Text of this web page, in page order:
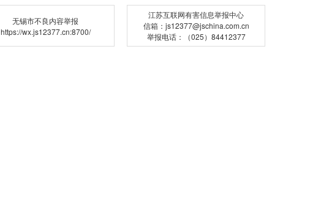
无锡市不良内容举报
https://wx.js12377.cn:8700/
江苏互联网有害信息举报中心
信箱：js12377@jschina.com.cn
举报电话：（025）84412377